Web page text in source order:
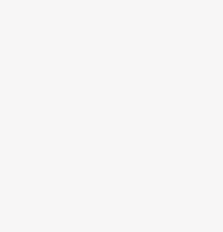
Explorez
sport à
5 min